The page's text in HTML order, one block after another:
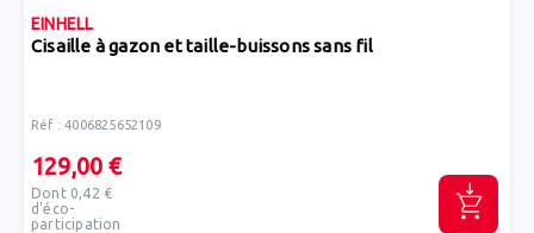
EINHELL
Cisaille à gazon et taille-buissons sans fil
Réf : 4006825652109
129,00 €
Dont 0,42 €
d'éco-
participation